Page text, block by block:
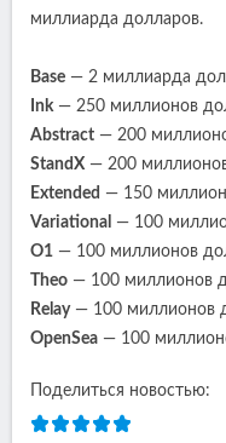
миллиарда долларов.
Base — 2 миллиарда
Ink — 250 миллионов
Abstract — 200
StandX — 200
Extended — 150
Variational — 100
O1 — 100 миллионов
Theo — 100 миллионов
Relay— 100 миллионов
OpenSea — 100
Поделиться новостью: